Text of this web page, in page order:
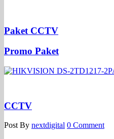
Paket CCTV
Promo Paket
CCTV
Post By nextdigital 0 Comment